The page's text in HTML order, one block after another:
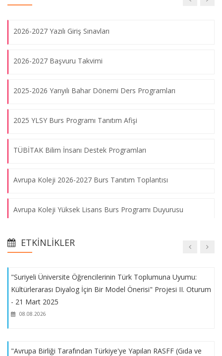
2026-2027 Yazılı Giriş Sınavları
2026-2027 Başvuru Takvimi
2025-2026 Yarıyılı Bahar Dönemi Ders Programları
2025 YLSY Burs Programı Tanıtım Afişi
TÜBİTAK Bilim İnsanı Destek Programları
Avrupa Koleji 2026-2027 Burs Tanıtım Toplantısı
Avrupa Koleji Yüksek Lisans Burs Programı Duyurusu
Kültür ve Medeniyet Vakfı Bursu
2025 YILI KENTBİLİM LİSANSÜSTÜ ARAŞTIRMA DESTEK
PROGRAMI
ETKINLIKLER
'Arabuluculuk' başlığı tamamlandı.
Arabuluculuk Seminerler Dizisi'nin dördüncü oturumu
08.08.2026
Volkan Bozkır ile “Türk Dış Politikası ve Avrupa Birliği Süreci”
08.08.2026
Engin Soysal ile “Diplomasi, Müzakere ve Arabuluculuk
08.08.2026
"Suriyeli Üniversite Öğrencilerinin Türk Toplumuna Uyumu:
Kültürlerarası Diyalog İçin Bir Model Önerisi" Projesi II. Oturum
- 21 Mart 2025
08.08.2026
"Avrupa Birliği Tarafından Türkiye'ye Yapılan RASFF (Gıda ve